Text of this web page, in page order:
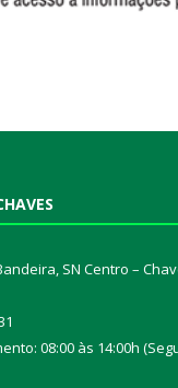
SN Centro –
08:00 às 14:00h